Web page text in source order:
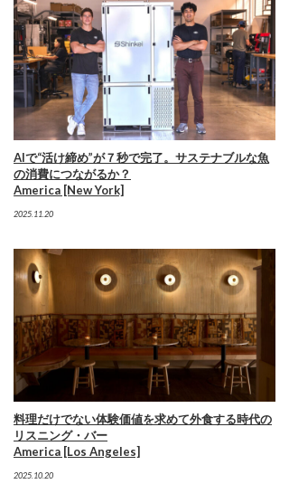
AIで“活け締め”が７秒で完了。サステナブルな魚
の消費につながるか？
America [New York]
2025.11.20
料理だけでない体験価値を求めて外食する時代の
リスニング・バー
America [Los Angeles]
2025.10.20